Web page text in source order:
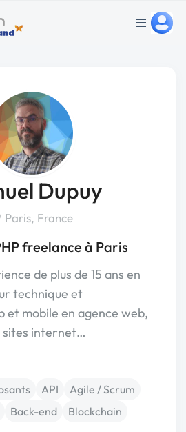
Dupuy
Paris, France
freelance à Paris
de plus de 15 ans en
technique et
et mobile en agence web,
sites internet…
API
Agile / Scrum
Back-end
Blockchain